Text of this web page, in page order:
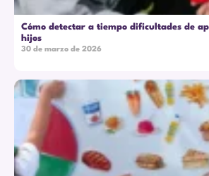
Cómo detectar a tiempo dificultades de
hijos
30 de marzo de 2026